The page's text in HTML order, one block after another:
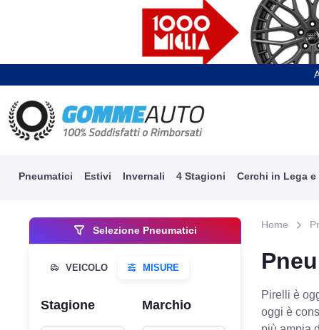
Pneumatici Estivi Invernali 4 Stagioni Cerchi in Lega e
Selezione Pneumatici
Stagione Marchio
Home
Pirelli è
oggi è